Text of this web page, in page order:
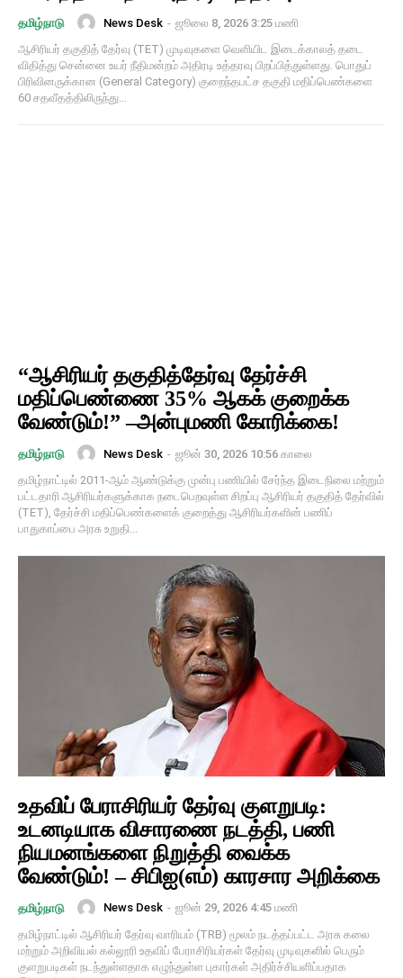
தமிழ்நாடு News Desk - ஜூலை 8, 2026 3:25 மணி
ஆசிரியர் தகுதித் தேர்வு (TET) முடிவுகளை வெளியிட இடைக்காலத் தடை
விதித்து சென்னை உயர் நீதிமன்றம் அதிரடி உத்தரவு பிறப்பித்துள்ளது. பொதுப்
பிரிவினருக்கான (General Category) குறைந்தபட்ச தகுதி மதிப்பெண்களை
60 சதவீதத்திலிருந்து...
“ஆசிரியர் தகுதித்தேர்வு தேர்ச்சி
மதிப்பெண்ணை 35% ஆகக் குறைக்க
வேண்டும்!” –அன்புமணி கோரிக்கை!
தமிழ்நாடு News Desk - ஜூன் 30, 2026 10:56 காலை
தமிழ்நாட்டில் 2011-ஆம் ஆண்டுக்கு முன்பு பணியில் சேர்ந்த இடைநிலை மற்றும்
பட்டதாரி ஆசிரியர்களுக்காக நடைபெறவுள்ள சிறப்பு ஆசிரியர் தகுதித் தேர்வில்
(TET), தேர்ச்சி மதிப்பெண்களைக் குறைத்து ஆசிரியர்களின் பணிப்
பாதுகாப்பை அரசு உறுதி...
உதவிப் பேராசிரியர் தேர்வு குளறுபடி:
உடனடியாக விசாரணை நடத்தி, பணி
நியமனங்களை நிறுத்தி வைக்க
வேண்டும்! – சிபிஐ(எம்) காரசார அறிக்கை
தமிழ்நாடு News Desk - ஜூன் 29, 2026 4:45 மணி
தமிழ்நாட்டில் ஆசிரியர் தேர்வு வாரியம் (TRB) மூலம் நடத்தப்பட்ட அரசு கலை
மற்றும் அறிவியல் கல்லூரி உதவிப் பேராசிரியர்கள் தேர்வு முடிவுகளில் பெரும்
குளறுபடிகள் நடந்துள்ளதாக எழுந்துள்ள புகார்கள் அதிர்ச்சியளிப்பதாக